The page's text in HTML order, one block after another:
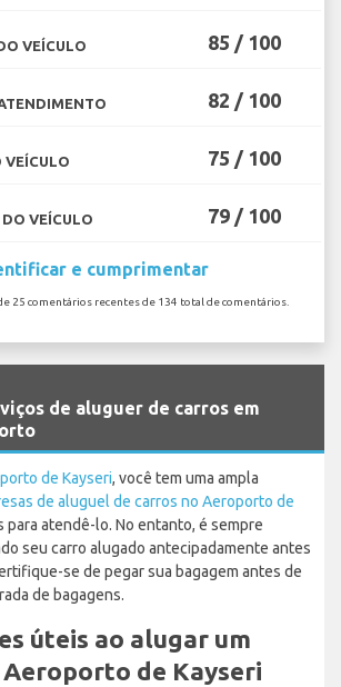
VEÍCULO 85 / 100
82 / 100
VEÍCULO 75 / 100
VEÍCULO 79 / 100
e cumprimentar
25 comentários recentes de 134 total de comentários.
de aluguer de carros em
de Kayseri, você tem uma ampla
de aluguel de carros no Aeroporto de
para atendê-lo. No entanto, é sempre
seu carro alugado antecipadamente antes
se de pegar sua bagagem antes de
de bagagens.
úteis ao alugar um
de Kayseri